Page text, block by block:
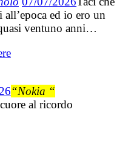
ed io ero un
ventuno anni…
“Nokia “
al ricordo